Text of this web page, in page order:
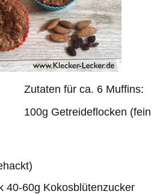
Zutaten für ca. 6 Muffins:
100g Getreideflocken (fein
40-60g Kokosblütenzucker